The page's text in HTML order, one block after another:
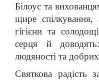
Білоус та
щире
гігієни та
серця й
людяності та
Святкова радість